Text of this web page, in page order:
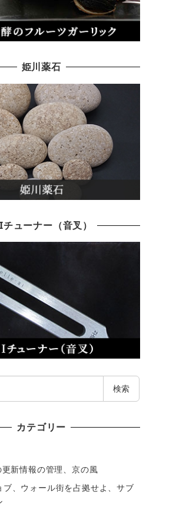
姫川薬石
ューナー（音叉）
検索
カテゴリー
更新情報の管理、京の風
ブ、ウォール街を占拠せよ、サブ